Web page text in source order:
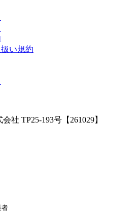
い規約
社 TP25-193号【261029】
者